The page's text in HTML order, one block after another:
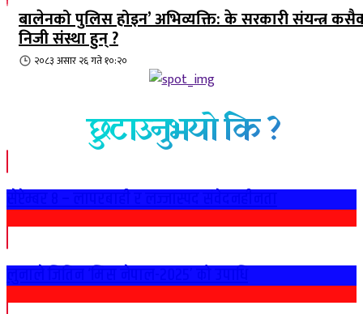
बालेनको पुलिस होइन’ अभिव्यक्ति: के सरकारी संयन्त्र
निजी संस्था हुन् ?
२०८३ असार २६ गते १०:२०
छुटाउनुभयो कि ?